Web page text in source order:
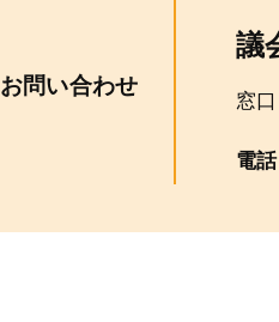
お問い合わせ
議
窓
電話